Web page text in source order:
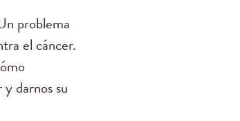
problema
el cáncer.
darnos su